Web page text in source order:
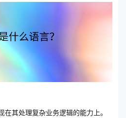
其处理复杂业务逻辑的能力上。